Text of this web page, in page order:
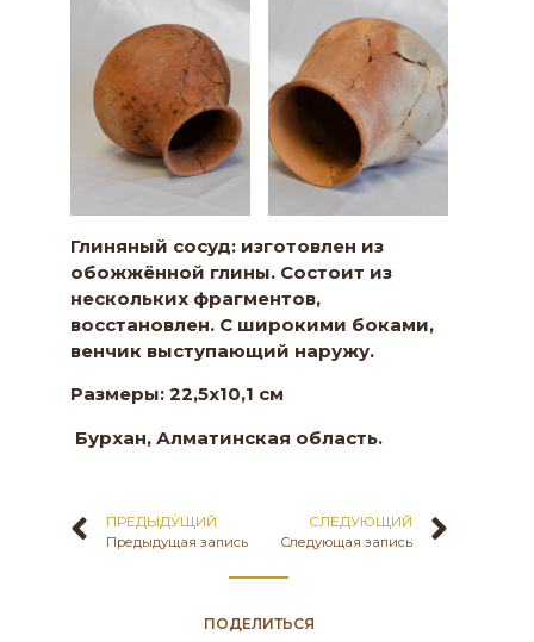
Глиняный сосуд: изготовлен из
обожжённой глины. Состоит из
нескольких фрагментов,
восстановлен. С широкими боками,
венчик выступающий наружу.
Размеры:22,5х10,1 см
Бурхан, Алматинская область.
ПРЕДЫДУ́ЩИЙ
Предыдущая запись
СЛЕДУЮЩИЙ
Следующая запись
ПОДЕЛИТЬСЯ